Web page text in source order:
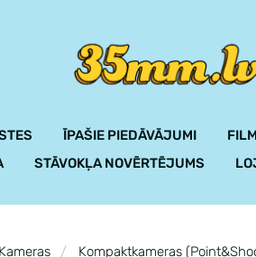
ĪPAŠIE PIEDĀVĀJUMI
STĀVOKĻA NOVĒRTĒJUMS
Kameras Kompaktkameras